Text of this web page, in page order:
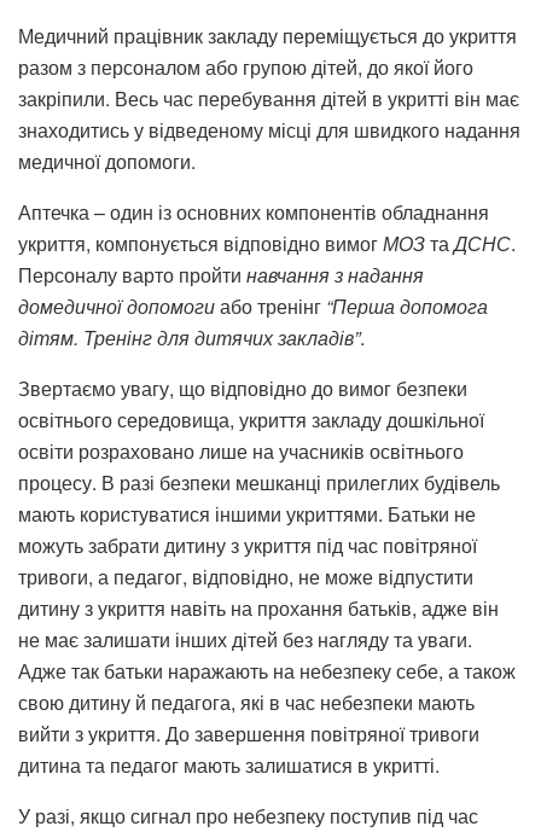
Медичний працівник закладу переміщується до укриття
разом з персоналом або групою дітей, до якої його
закріпили. Весь час перебування дітей в укритті він має
знаходитись у відведеному місці для швидкого надання
медичної допомоги.
Аптечка – один із основних компонентів обладнання
укриття, компонується відповідно вимогМОЗтаДСНС.
Персоналу варто пройти навчання з надання
домедичної допомогиабо тренінг “Перша допомога
дітям. Тренінг для дитячих закладів”.
Звертаємо увагу, що відповідно до вимог безпеки
освітнього середовища, укриття закладу дошкільної
освіти розраховано лише на учасників освітнього
процесу. В разі безпеки мешканці прилеглих будівель
мають користуватися іншими укриттями. Батьки не
можуть забрати дитину з укриття під час повітряної
тривоги, а педагог, відповідно, не може відпустити
дитину з укриття навіть на прохання батьків, адже він
не має залишати інших дітей без нагляду та уваги.
Адже так батьки наражають на небезпеку себе, а також
свою дитину й педагога, які в час небезпеки мають
вийти з укриття. До завершення повітряної тривоги
дитина та педагог мають залишатися в укритті.
У разі, якщо сигнал про небезпеку поступив під час